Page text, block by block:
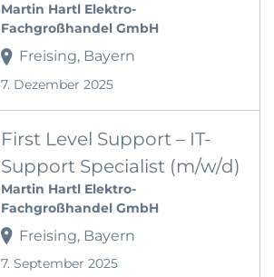
Martin Hartl Elektro-
Fachgroßhandel GmbH
Freising, Bayern
7. Dezember 2025
First Level Support – IT-
Support Specialist (m/w/d)
Martin Hartl Elektro-
Fachgroßhandel GmbH
Freising, Bayern
7. September 2025